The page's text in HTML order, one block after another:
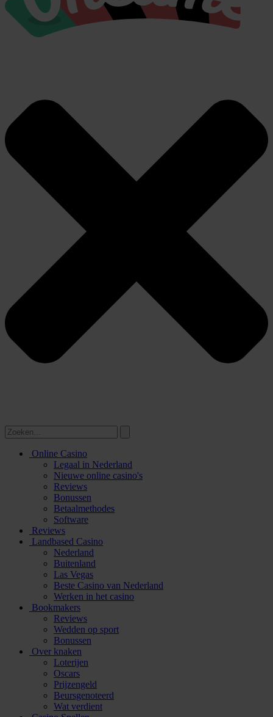
Online Casino
Legaal in Nederland
Nieuwe online casino's
Reviews
Bonussen
Betaalmethodes
Software
Reviews
Landbased Casino
Nederland
Buitenland
Las Vegas
Beste Casino van Nederland
Werken in het casino
Bookmakers
Reviews
Wedden op sport
Bonussen
Over knaken
Loterijen
Oscars
Prijzengeld
Beursgenoteerd
Wat verdient